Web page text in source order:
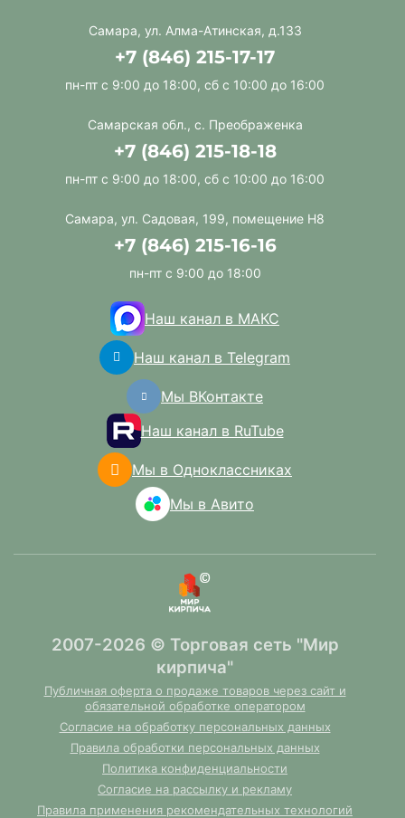
Самара, ул. Алма-Атинская, д.133
+7 (846) 215-17-17
пн-пт с 9:00 до 18:00, сб с 10:00 до 16:00
Самарская обл., с. Преображенка
+7 (846) 215-18-18
пн-пт с 9:00 до 18:00, сб с 10:00 до 16:00
Самара, ул. Садовая, 199, помещение Н8
+7 (846) 215-16-16
пн-пт с 9:00 до 18:00
Наш канал в МАКС
Наш канал в Telegram
Мы ВКонтакте
Наш канал в RuTube
Мы в Одноклассниках
Мы в Авито
2007-2026 © Торговая сеть "Мир
кирпича"
Публичная оферта о продаже товаров через сайт и
обязательной обработке оператором
Согласие на обработку персональных данных
Правила обработки персональных данных
Политика конфиденциальности
Согласие на рассылку и рекламу
Правила применения рекомендательных технологий